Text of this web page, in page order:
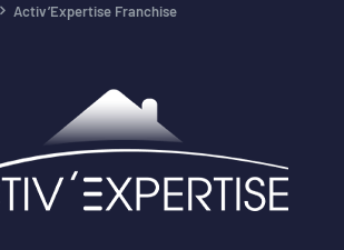
Activ’Expertise Franchise